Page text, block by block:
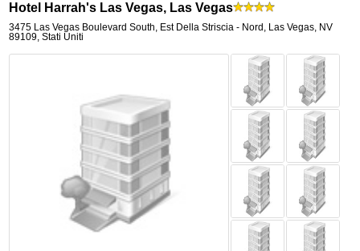
Hotel Harrah's Las Vegas, Las Vegas
3475 Las Vegas Boulevard South, Est Della Striscia - Nord, Las Vegas, NV
89109, Stati Uniti